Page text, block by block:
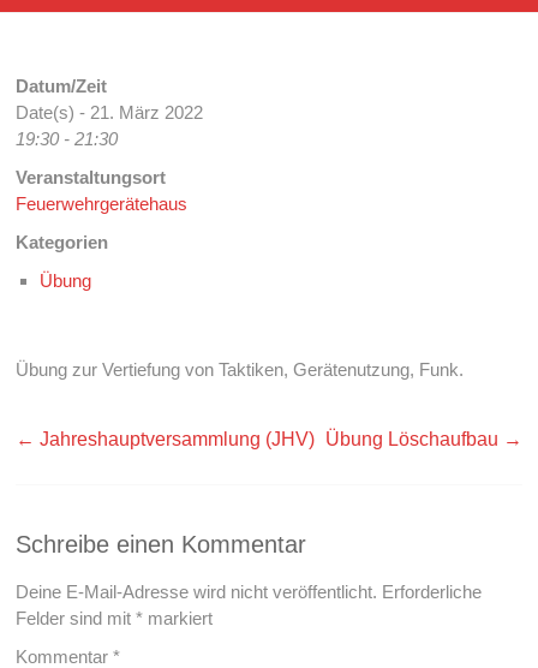
Datum/Zeit
Date(s) - 21. März 2022
19:30 - 21:30
Veranstaltungsort
Feuerwehrgerätehaus
Kategorien
Übung
Übung zur Vertiefung von Taktiken, Gerätenutzung, Funk.
← Jahreshauptversammlung (JHV) Übung Löschaufbau →
Schreibe einen Kommentar
Deine E-Mail-Adresse wird nicht veröffentlicht. Erforderliche
Felder sind mit* markiert
Kommentar*